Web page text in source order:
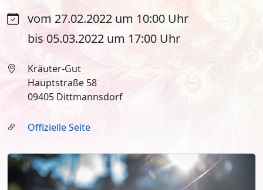
vom 27.02.2022 um 10:00 Uhr
bis 05.03.2022 um 17:00 Uhr
Kräuter-Gut
Hauptstraße 58
09405 Dittmannsdorf
Offizielle Seite